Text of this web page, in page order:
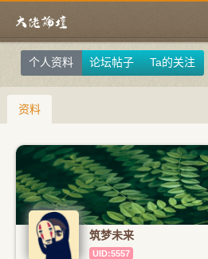
个人资料 论坛帖子 Ta的关注
资料
筑梦未来
UID:5557